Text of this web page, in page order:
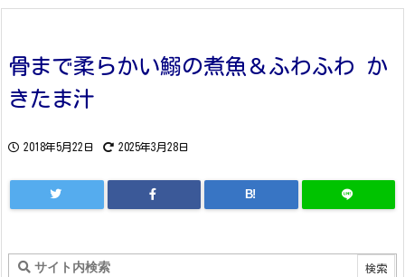
骨まで柔らかい鰯の煮魚＆ふわふわ か
きたま汁
2018年5月22日 2025年3月28日
B!